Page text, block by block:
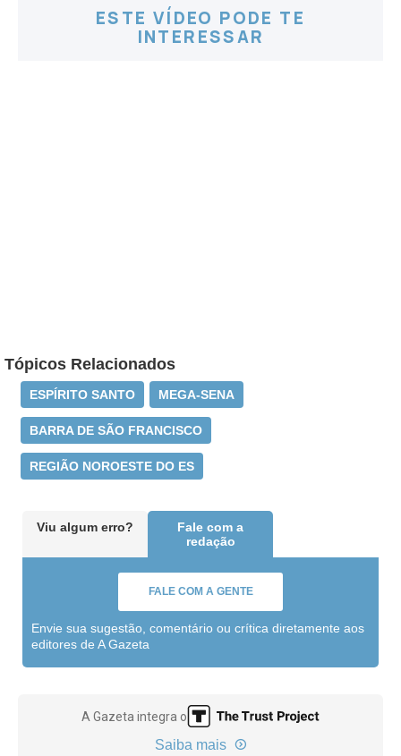
ESTE VÍDEO PODE TE
INTERESSAR
Tópicos Relacionados
ESPÍRITO SANTO MEGA-SENA
BARRA DE SÃO FRANCISCO
REGIÃO NOROESTE DO ES
Viu algum erro?
Fale com a
redação
FALE COM A GENTE
Envie sua sugestão, comentário ou crítica diretamente aos
editores de A Gazeta
A Gazeta integra o
Saiba mais